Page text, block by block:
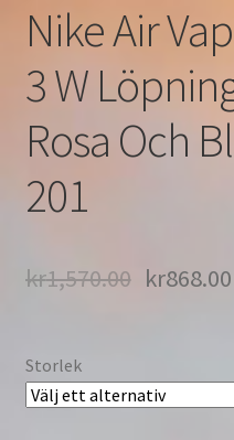
Nike Air
3 W
Rosa Och
201
kr1,570.00 kr868.00
Storlek